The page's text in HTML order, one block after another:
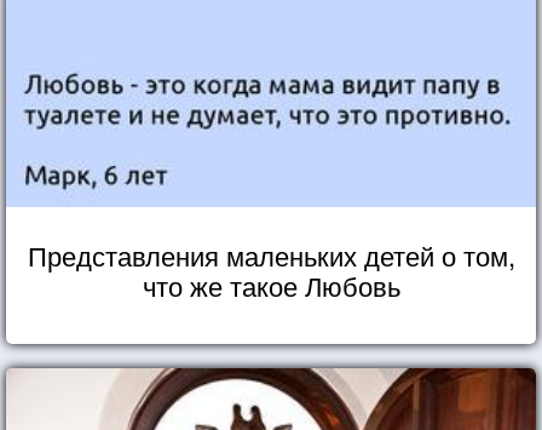
Представления маленьких детей о том,
что же такое Любовь